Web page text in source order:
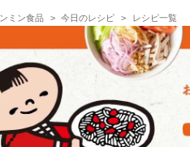
ミン食品 今日のレシピ レシピ一覧